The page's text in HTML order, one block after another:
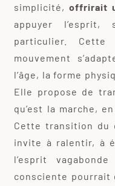
simplicité,offrirait
appuyer
particulier.
mouvement
l’âge, la forme
Elle propose de
qu’est la marche,
Cette transition du
invite à ralentir, à
l’esprit
consciente pourrait